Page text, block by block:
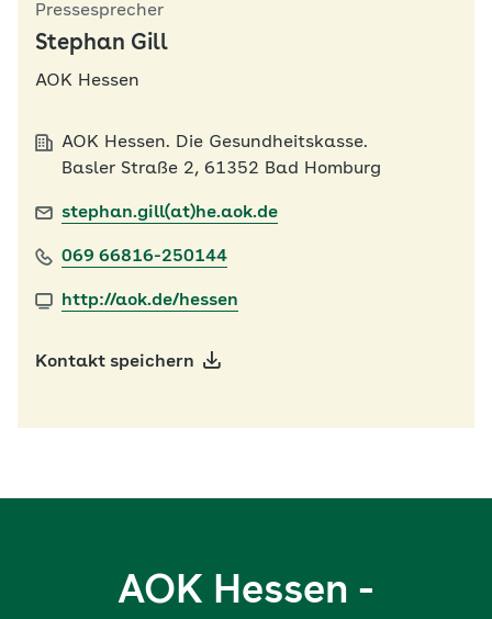
Pressesprecher
Stephan Gill
AOK Hessen
AOK Hessen. Die Gesundheitskasse.
Basler Straße 2, 61352 Bad Homburg
stephan.gill(at)he.aok.de
069 66816-250144
http://aok.de/hessen
Kontakt speichern
AOK Hessen -